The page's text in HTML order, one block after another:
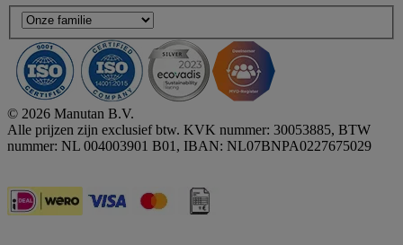
© 2026 Manutan B.V.
Alle prijzen zijn exclusief btw. KVK nummer: 30053885, BTW
nummer: NL 004003901 B01, IBAN: NL07BNPA0227675029